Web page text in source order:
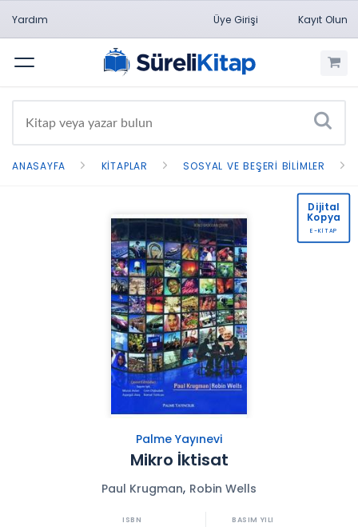
Yardım Üye Girişi Kayıt Olun
Menü
ANASAYFA KITAPLAR SOSYAL VE BEŞERI BILIMLER
Palme Yayınevi
Mikro İktisat
Paul Krugman, Robin Wells
Dijital
Kopya
E-KİTAP